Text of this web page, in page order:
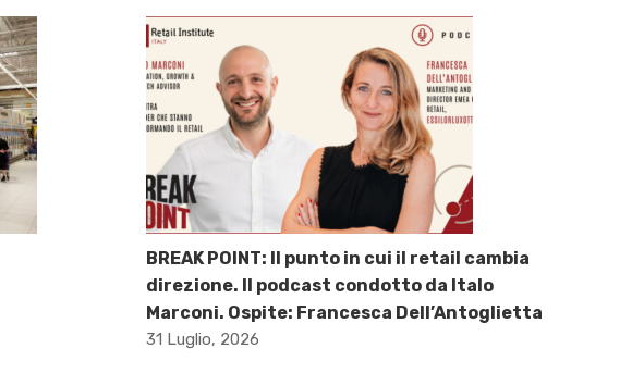
BREAK POINT: Il punto in cui il retail cambia
direzione. Il podcast condotto da Italo
Marconi. Ospite: Francesca Dell’Antoglietta
31 Luglio, 2026